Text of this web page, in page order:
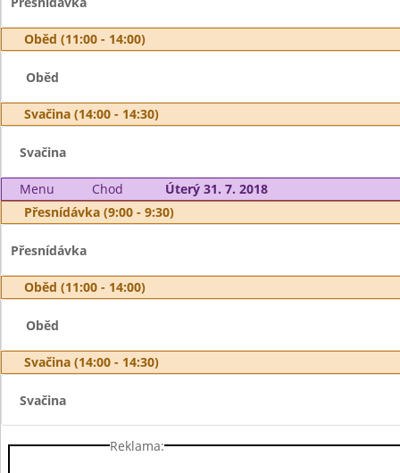
Oběd (11:00 - 14:00)
Oběd
Svačina (14:00 - 14:30)
Svačina
Menu Chod
Úterý 31. 7. 2018
Přesnídávka (9:00 - 9:30)
Přesnídávka
Oběd (11:00 - 14:00)
Oběd
Svačina (14:00 - 14:30)
Svačina
Reklama: